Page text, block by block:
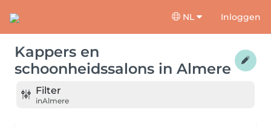
NL Inloggen
Kappers en
schoonheidssalons in Almere
Filter
inAlmere